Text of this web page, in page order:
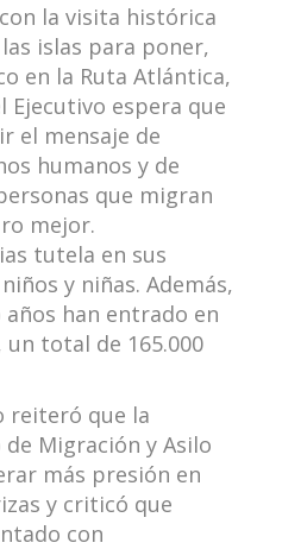
la visita histórica
islas para poner,
en la Ruta Atlántica,
Ejecutivo espera que
el mensaje de
humanos y de
que migran
mejor.
tutela en sus
y niñas. Además,
han entrado en
un total de 165.000
reiteró que la
Migración y Asilo
más presión en
y criticó que
con